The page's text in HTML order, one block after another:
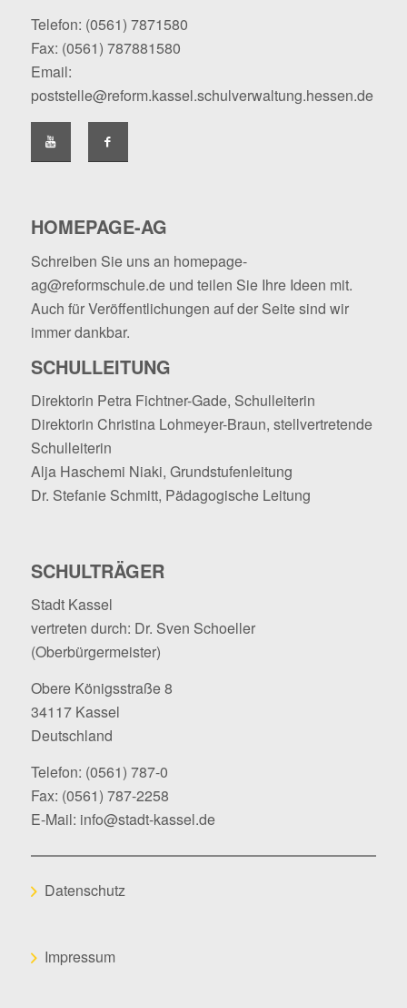
Telefon: (0561) 7871580
Fax: (0561) 787881580
Email:
poststelle@reform.kassel.schulverwaltung.hessen.de
HOMEPAGE-AG
Schreiben Sie uns an homepage-
ag@reformschule.deund teilen Sie Ihre Ideen mit.
Auch für Veröffentlichungen auf der Seite sind wir
immer dankbar.
SCHULLEITUNG
Direktorin Petra Fichtner-Gade, Schulleiterin
Direktorin Christina Lohmeyer-Braun, stellvertretende
Schulleiterin
Alja Haschemi Niaki, Grundstufenleitung
Dr. Stefanie Schmitt, Pädagogische Leitung
SCHULTRÄGER
Stadt Kassel
vertreten durch: Dr. Sven Schoeller
(Oberbürgermeister)
Obere Königsstraße 8
34117 Kassel
Deutschland
Telefon: (0561) 787-0
Fax: (0561) 787-2258
E-Mail: info@stadt-kassel.de
Datenschutz
Impressum